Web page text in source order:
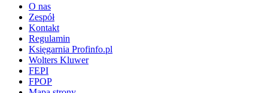
O nas
Zespół
Kontakt
Regulamin
Księgarnia Profinfo.pl
Wolters Kluwer
FEPI
FPOP